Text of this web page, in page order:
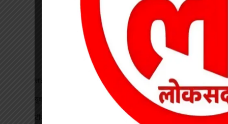
साइबर सेल की बड़ी सफलता, 1250 मोबाइल पहुंचे असली मालिकों तक
युवती से मारपीट कर मोबाइल लूटने वाला आरोपी गिरफ्तार
टीपी नगर में ऑटो चालकों की बैठक, यातायात नियमों के पालन पर जोर